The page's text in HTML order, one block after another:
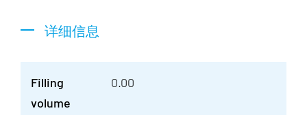
详细信息
Filling
volume
0.00